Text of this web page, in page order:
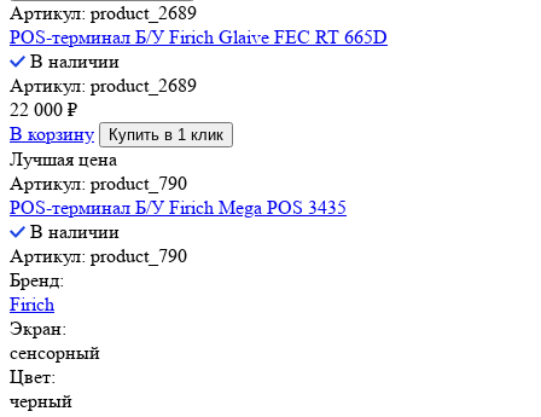
Артикул: product_2689
POS-терминал Б/У Firich Glaive FEC RT 665D
В наличии
Артикул: product_2689
22 000 ₽
В корзину
Купить в 1 клик
Лучшая цена
Артикул: product_790
POS-терминал Б/У Firich Mega POS 3435
В наличии
Артикул: product_790
Бренд:
Firich
Экран:
сенсорный
Цвет:
черный